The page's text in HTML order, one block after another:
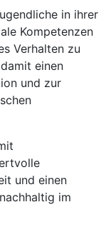
in ihrer
Kompetenzen
Verhalten zu
einen
und zur
und einen
im